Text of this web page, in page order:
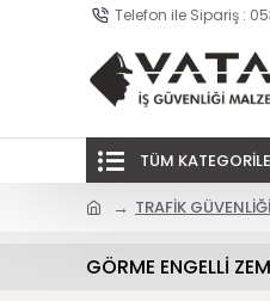
Telefon ile Sipariş :
TÜM
TRAFİK
GÖRME ENGELLİ